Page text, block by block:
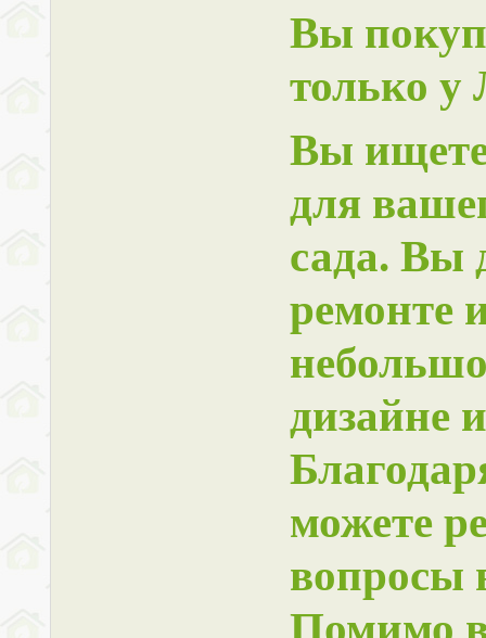
Вы
только у
Вы
для
сада. Вы
ремонте
дизайне
можете
вопросы